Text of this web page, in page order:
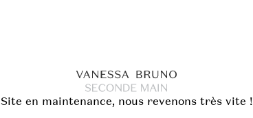
Site en maintenance, nous revenons très vite !